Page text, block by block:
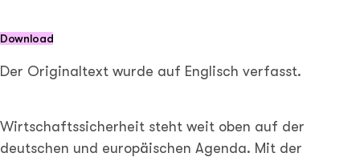
Download
Der Originaltext wurde auf Englisch verfasst.
Wirtschaftssicherheit steht weit oben auf der
deutschen und europäischen Agenda. Mit der